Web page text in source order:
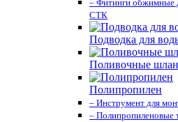
– Фитинги обжимные
СТК
Подводка для
Поливочные
Полипропилен
– Инструмент для
– Полипропиленовые